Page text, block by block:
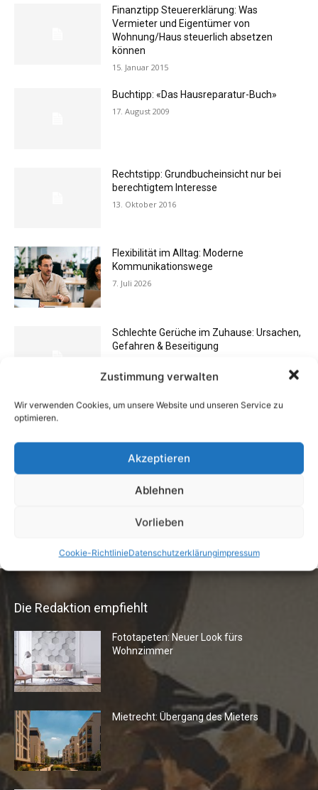
Zustimmung verwalten
Wir verwenden Cookies, um unsere Website und unseren Service zu
optimieren.
Akzeptieren
Ablehnen
Vorlieben
Cookie-RichtlinieDatenschutzerklärungimpressum
Finanztipp Steuererklärung: Was
Vermieter und Eigentümer von
Wohnung/Haus steuerlich absetzen
können
15. Januar 2015
Buchtipp: «Das Hausreparatur-Buch»
17. August 2009
Rechtstipp: Grundbucheinsicht nur bei
berechtigtem Interesse
13. Oktober 2016
Flexibilität im Alltag: Moderne
Kommunikationswege
7. Juli 2026
Schlechte Gerüche im Zuhause: Ursachen,
Gefahren & Beseitigung
Buchtipp: «Oliven»
Vermieter aufgepasst: Wenn Mieter ihre
24. April 2019
Die Redaktion empfiehlt
Fototapeten: Neuer Look fürs
Wohnzimmer
Mietrecht: Übergang des Mieters